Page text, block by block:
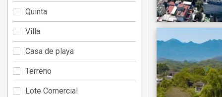
Quinta
Villa
Casa de playa
Terreno
Lote Comercial